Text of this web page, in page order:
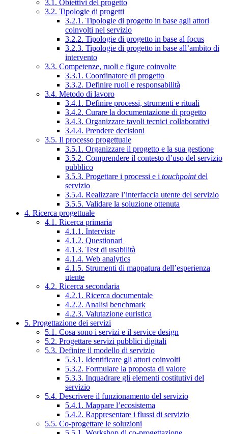
3.1. Obiettivi del progetto
3.2. Tipologie di progetti
3.2.1. Tipologie di progetto in base agli attori
coinvolti nel servizio
3.2.2. Tipologie di progetto in base al focus
3.2.3. Tipologie di progetto in base all’ambito di
intervento
3.3. Competenze, ruoli e figure coinvolte
3.3.1. Coordinatore di progetto
3.3.2. Definire ruoli e responsabilità
3.4. Metodo di lavoro
3.4.1. Definire processi, strumenti e rituali
3.4.2. Curare la documentazione di progetto
3.4.3. Organizzare tavoli tecnici collaborativi
3.4.4. Prendere decisioni
3.5. Il processo progettuale
3.5.1. Organizzare il progetto e la sua gestione
3.5.2. Comprendere il contesto d’uso del servizio
pubblico
3.5.3. Progettare i processi e i touchpointdel
servizio
3.5.4. Realizzare l’interfaccia utente del servizio
3.5.5. Validare la soluzione ottenuta
4. Ricerca progettuale
4.1. Ricerca primaria
4.1.1. Interviste
4.1.2. Questionari
4.1.3. Test di usabilità
4.1.4. Web analytics
4.1.5. Strumenti di mappatura dell’esperienza
utente
4.2. Ricerca secondaria
4.2.1. Ricerca documentale
4.2.2. Analisi benchmark
4.2.3. Valutazione euristica
5. Progettazione dei servizi
5.1. Cosa sono i servizi e il service design
5.2. Progettare servizi pubblici digitali
5.3. Definire il modello di servizio
5.3.1. Identificare gli attori coinvolti
5.3.2. Formulare la proposta di valore
5.3.3. Inquadrare gli elementi costitutivi del
servizio
5.4. Descrivere il funzionamento del servizio
5.4.1. Mappare l’ecosistema
5.4.2. Rappresentare i flussi di servizio
5.5. Co-progettare le soluzioni